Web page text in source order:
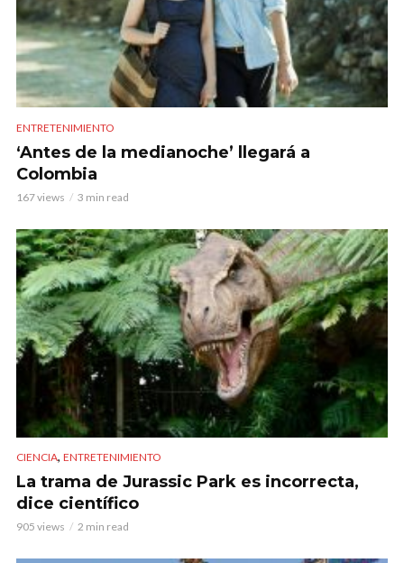
ENTRETENIMIENTO
‘Antes de la medianoche’ llegará a
Colombia
167 views 3 min read
CIENCIA, ENTRETENIMIENTO
La trama de Jurassic Park es incorrecta,
dice científico
905 views 2 min read